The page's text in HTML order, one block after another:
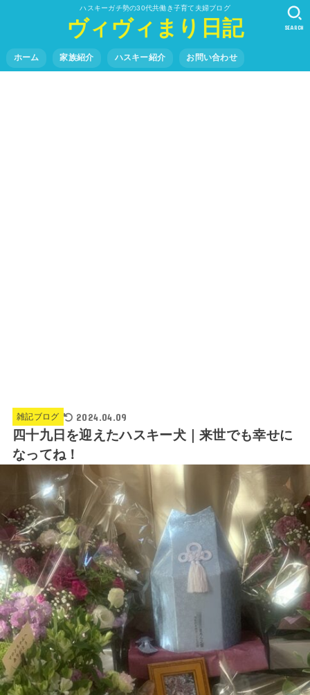
ハスキーガチ勢の30代共働き子育て夫婦ブログ
ヴィヴィまり日記
ホーム 家族紹介 ハスキー紹介 お問い合わせ
SEARCH
雑記ブログ 2024.04.09
四十九日を迎えたハスキー犬｜来世でも幸せに
なってね！